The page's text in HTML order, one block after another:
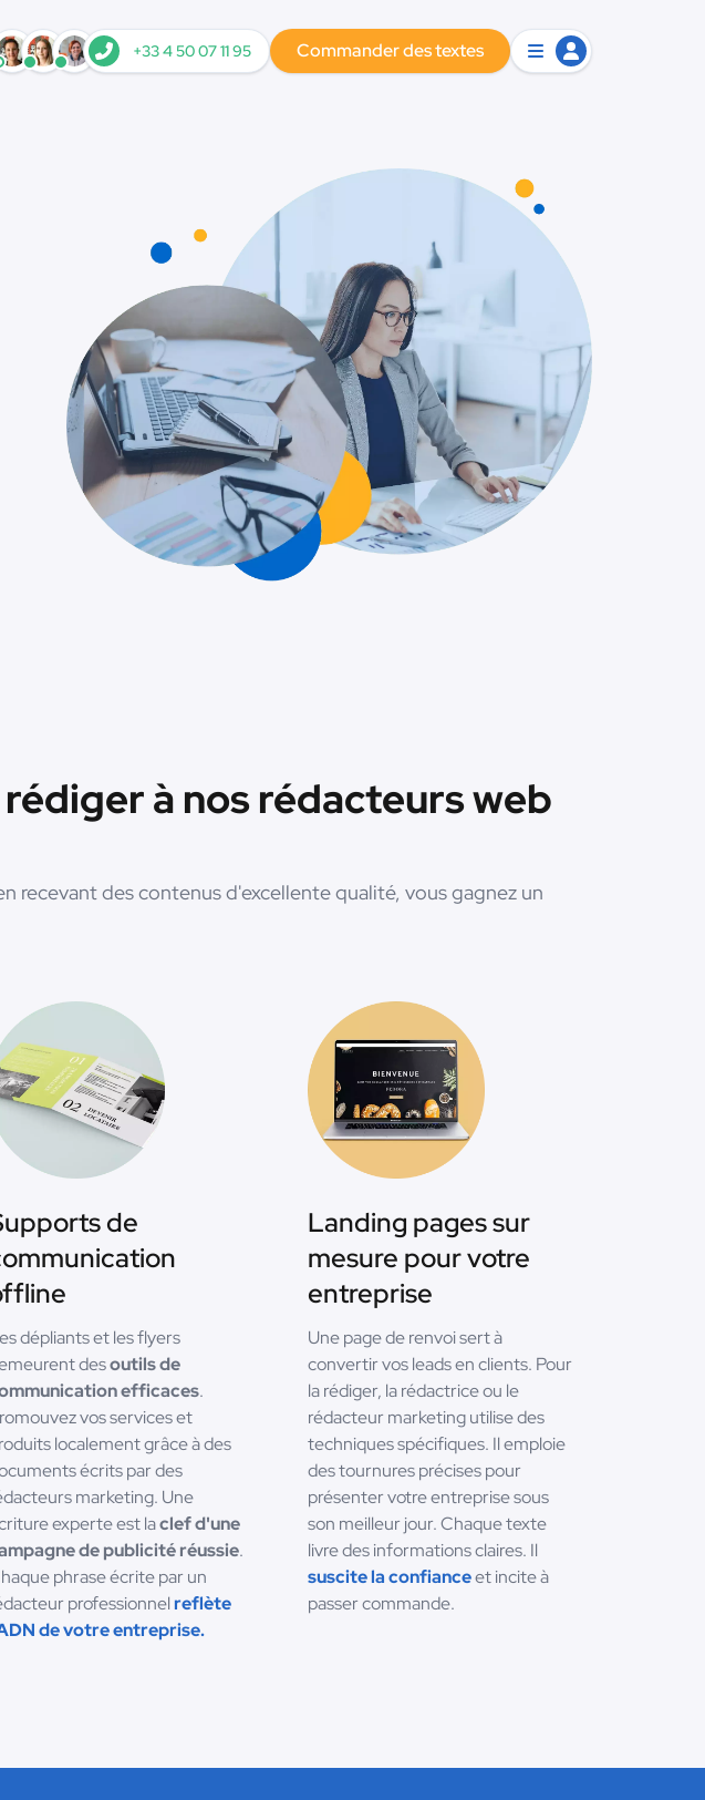
+33 4 50 07 11 95 Commander des textes
à nos rédacteurs web
recevant des contenus d'excellente qualité, vous gagnez un
de
dépliants et les flyers
desoutils de
efficaces.
vos services et
localement grâce à des
écrits par des
marketing. Une
experte est laclef d'une
de publicité réussie.
phrase écrite par un
professionnelreflète
de votre entreprise.
Landing pages sur
mesure pour votre
entreprise
Une page de renvoi sert à
convertir vos leads en clients. Pour
la rédiger, la rédactrice ou le
rédacteur marketing utilise des
techniques spécifiques. Il emploie
des tournures précises pour
présenter votre entreprise sous
son meilleur jour. Chaque texte
livre des informations claires. Il
suscite la confianceet incite à
passer commande.